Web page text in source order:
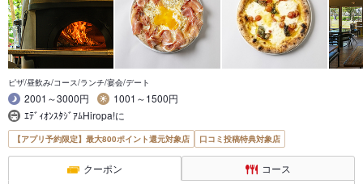
ピザ/昼飲み/コース/ランチ/宴会/デート
2001～3000円
1001～1500円
ｴﾃﾞｨｵﾝｽﾀｼﾞｱﾑHiropa!に
【アプリ予約限定】最大800ポイント還元対象店 口コミ投稿特典対象店
クーポン コース